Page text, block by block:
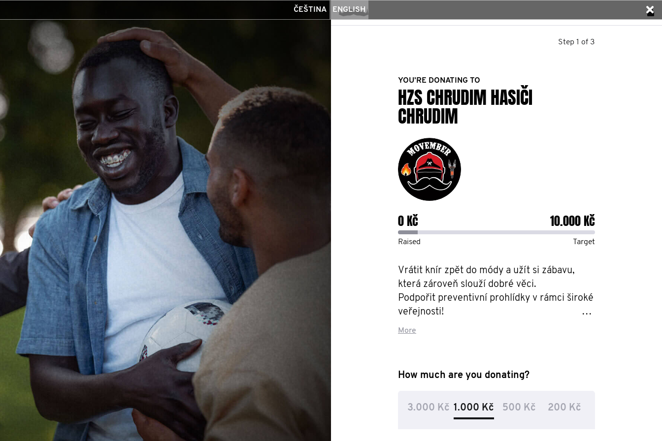
ČEŠTINA ENGLISH
Step 1 of 3
YOU’RE DONATING TO
HZS CHRUDIM HASIČI
CHRUDIM
0 Kč 10.000 Kč
Raised Target
Vrátit knír zpět do módy a užít si zábavu,
která zároveň slouží dobré věci.
Podpořit preventivní prohlídky v rámci široké
veřejnosti!
Sehnat finanční prostředky na výzkum
More
How much are you donating?
3.000 Kč 1.000 Kč 500 Kč 200 Kč